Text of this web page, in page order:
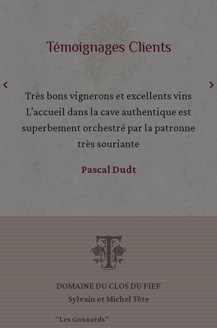
Témoignages Clients
Très bons vignerons et excellents vins
L’accueil dans la cave authentique est
superbement orchestré par la patronne
très souriante
Pascal Dudt
DOMAINE DU CLOS DU FIEF
Sylvain et Michel Tête
"Les Gonnards"